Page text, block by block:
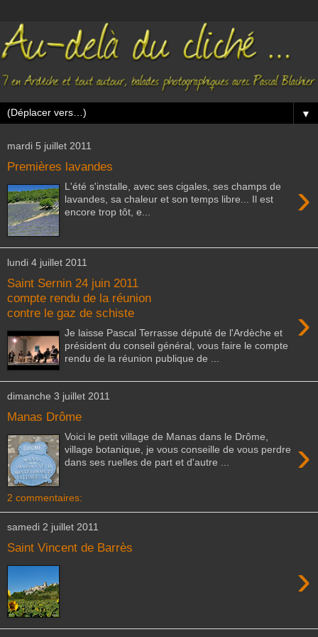
▼
mardi 5 juillet 2011
Premières lavandes
›
L'été s'installe, avec ses cigales, ses champs de
lavandes, sa chaleur et son temps libre... Il est
encore trop tôt, e...
lundi 4 juillet 2011
Saint Sernin 24 juin 2011
compte rendu de la réunion
contre le gaz de schiste
›
Je laisse Pascal Terrasse député de l'Ardèche et
président du conseil général, vous faire le compte
rendu de la réunion publique de ...
dimanche 3 juillet 2011
Manas Drôme
›
Voici le petit village de Manas dans le Drôme,
village botanique, je vous conseille de vous perdre
dans ses ruelles de part et d'autre ...
2 commentaires:
samedi 2 juillet 2011
Saint Vincent de Barrès
›